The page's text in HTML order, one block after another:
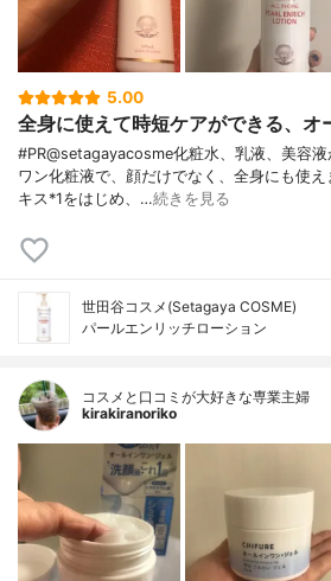
5.00
全身に使えて時短ケアができる、オ
#PR@setagayacosme化粧水、乳液、美容
ワン化粧液で、顔だけでなく、全身にも使
キス*1をはじめ、…続きを見る
世田谷コスメ(Setagaya COSME)
パールエンリッチローション
コスメと口コミが大好きな専業主婦
kirakiranoriko